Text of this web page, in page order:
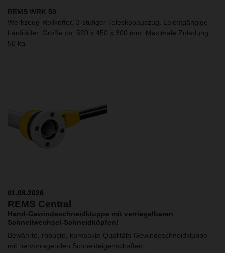
REMS WRK 50
Werkzeug-Rollkoffer. 3-stufiger Teleskopauszug. Leichtgängige
Laufräder. Größe ca. 520 x 450 x 300 mm. Maximale Zuladung
50 kg.
01.08.2026
REMS Central
Hand-Gewindeschneidkluppe mit verriegelbaren
Schnellwechsel-Schneidköpfen!
Bewährte, robuste, kompakte Qualitäts-Gewindeschneidkluppe
mit hervorragenden Schneideigenschaften.